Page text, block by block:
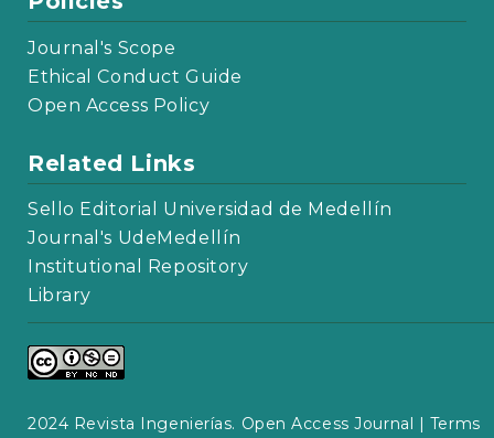
Journal's Scope
Ethical Conduct Guide
Open Access Policy
Related Links
Sello Editorial Universidad de Medellín
Journal's UdeMedellín
Institutional Repository
Library
2024 Revista Ingenierías. Open Access Journal | Terms